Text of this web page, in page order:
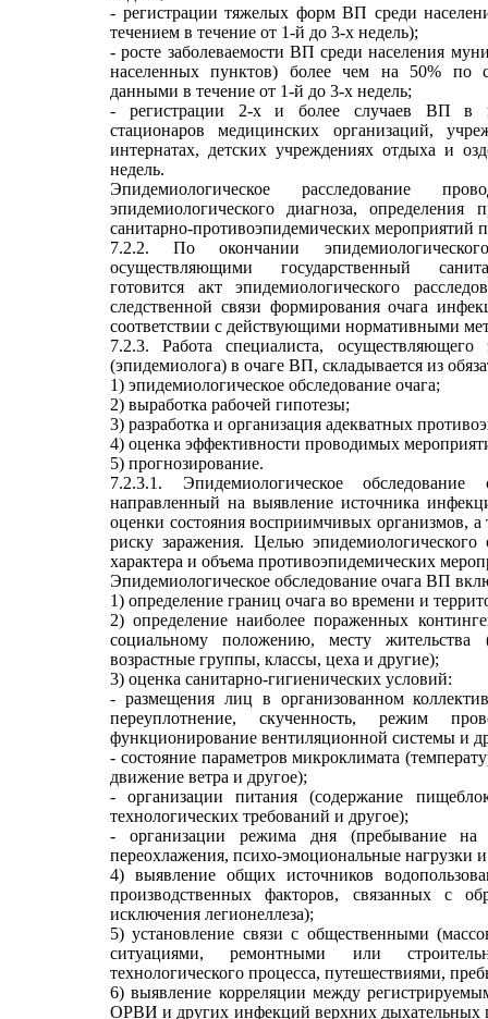
- регистрации тяжелых форм ВП среди
течением в течение от 1-й до 3-х недель);
- росте заболеваемости ВП среди населения
населенных пунктов) более чем на 50% по
данными в течение от 1-й до 3-х недель;
- регистрации 2-х и более случаев ВП в
стационаров медицинских организаций,
интернатах, детских учреждениях отдыха и
недель.
Эпидемиологическое расследование
эпидемиологического диагноза, определения
санитарно-противоэпидемических мероприятий
7.2.2. По окончании
осуществляющими государственный
готовится акт эпидемиологического
следственной связи формирования очага
соответствии с действующими нормативными
7.2.3. Работа специалиста, осуществляющего
(эпидемиолога) в очаге ВП, складывается из
1) эпидемиологическое обследование очага;
2) выработка рабочей гипотезы;
3) разработка и организация адекватных
4) оценка эффективности проводимых
5) прогнозирование.
7.2.3.1. Эпидемиологическое
направленный на выявление источника
оценки состояния восприимчивых организмов,
риску заражения. Целью эпидемиологического
характера и объема противоэпидемических
Эпидемиологическое обследование очага ВП
1) определение границ очага во времени и
2) определение наиболее пораженных
социальному положению, месту жительства
возрастные группы, классы, цеха и другие);
3) оценка санитарно-гигиенических условий:
- размещения лиц в организованном
переуплотнение, скученность, режим
функционирование вентиляционной системы и
- состояние параметров микроклимата
движение ветра и другое);
- организации питания (содержание
технологических требований и другое);
- организации режима дня (пребывание на
переохлажения, психо-эмоциональные нагрузки
4) выявление общих источников
производственных факторов, связанных с
исключения легионеллеза);
5) установление связи с общественными
ситуациями, ремонтными или
технологического процесса, путешествиями,
6) выявление корреляции между
ОРВИ и других инфекций верхних дыхательных